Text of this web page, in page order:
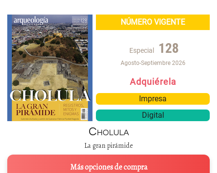
NÚMERO VIGENTE
Especial 128
Agosto-Septiembre 2026
Adquiérela
Impresa
Digital
Cholula
La gran pirámide
Más opciones de compra